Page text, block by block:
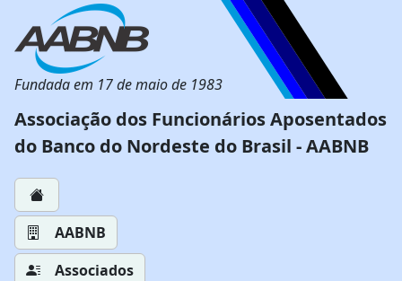
Fundada em 17 de maio de 1983
Associação dos Funcionários Aposentados
do Banco do Nordeste do Brasil - AABNB
AABNB
Associados